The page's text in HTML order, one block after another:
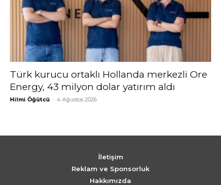
Türk kurucu ortaklı Hollanda merkezli Ore
Energy, 43 milyon dolar yatırım aldı
Hilmi Öğütcü - 4 Ağustos 2026
İletişim
Reklam ve Sponsorluk
Hakkımızda